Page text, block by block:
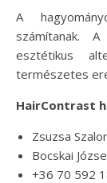
A
számítanak.
esztétikus
természetes
HairContrast
Zsuzsa
Bocskai
+36 70 592